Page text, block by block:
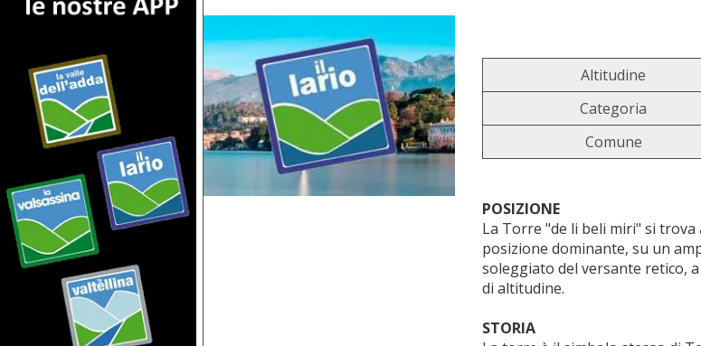
Altitudine
Categoria
Comune
POSIZIONE
La Torre "de li beli miri" si trova
posizione dominante, su un
soleggiato del versante retico,
di altitudine.
STORIA